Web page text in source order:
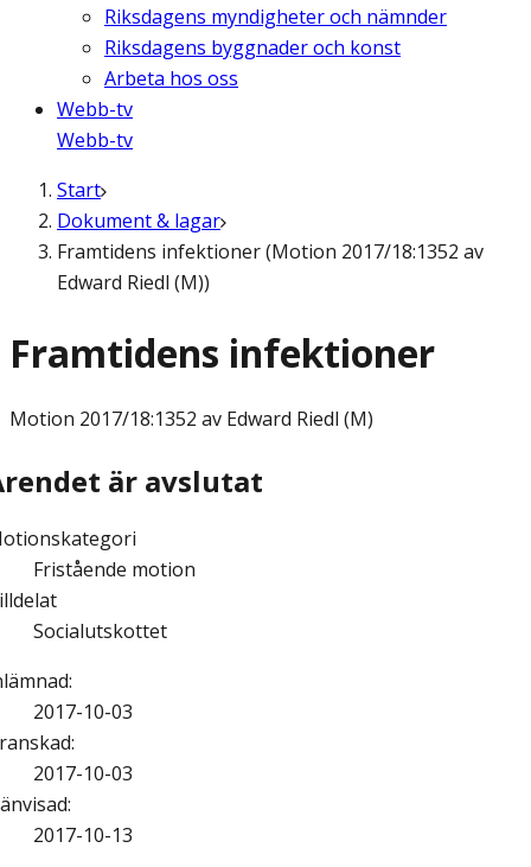
Riksdagens myndigheter och nämnder
Riksdagens byggnader och konst
Arbeta hos oss
Webb-tv
Webb-tv
Start
Dokument & lagar
Framtidens infektioner (Motion 2017/18:1352 av
Edward Riedl (M))
Framtidens infektioner
Motion 2017/18:1352 av Edward Riedl (M)
är avslutat
Fristående motion
Socialutskottet
:
2017-10-03
:
2017-10-03
:
2017-10-13